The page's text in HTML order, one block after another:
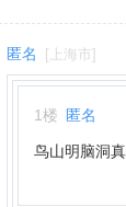
匿名 [ 上海市]
1楼 匿名
鸟山明脑洞